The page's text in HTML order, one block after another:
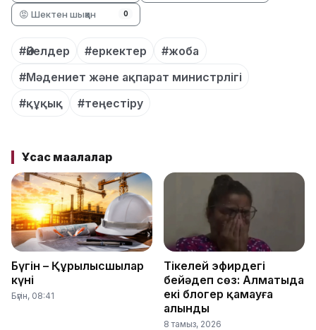
😡 Шектен шыққан 0
#Әйелдер #еркектер
#жоба
#Мәдениет және ақпарат министрлігі
#құқық
#теңестіру
Ұқсас мақалалар
Бүгін – Құрылысшылар
күні
Бүгін, 08:41
Тікелей эфирдегі
бейәдеп сөз: Алматыда
екі блогер қамауға
алынды
8 тамыз, 2026